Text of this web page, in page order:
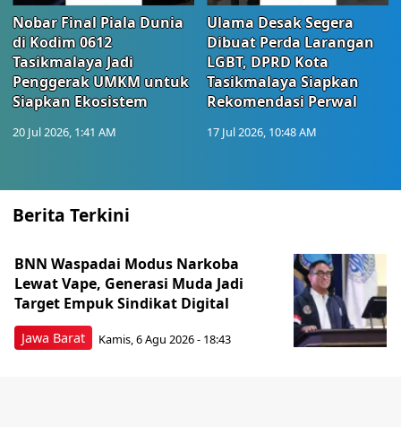
Nobar Final Piala Dunia
di Kodim 0612
Tasikmalaya Jadi
Penggerak UMKM untuk
Siapkan Ekosistem
20 Jul 2026, 1:41 AM
Ulama Desak Segera
Dibuat Perda Larangan
LGBT, DPRD Kota
Tasikmalaya Siapkan
Rekomendasi Perwal
17 Jul 2026, 10:48 AM
Berita Terkini
Jawa Barat
BNN Waspadai Modus Narkoba
Lewat Vape, Generasi Muda Jadi
Target Empuk Sindikat Digital
Kamis, 6 Agu 2026 - 18:43